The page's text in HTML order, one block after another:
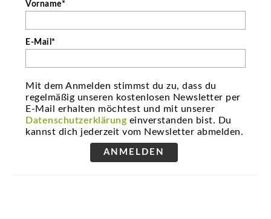
Vorname*
E-Mail*
Mit dem Anmelden stimmst du zu, dass du
regelmäßig unseren kostenlosen Newsletter per
E-Mail erhalten möchtest und mit unserer
Datenschutzerklärung einverstanden bist. Du
kannst dich jederzeit vom Newsletter abmelden.
ANMELDEN